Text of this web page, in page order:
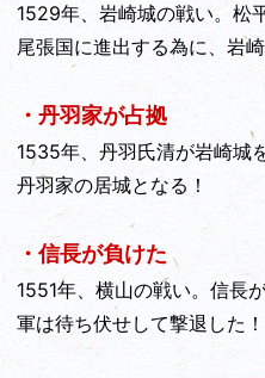
1529年、岩崎城の戦い。松
尾張国に進出する為に、岩
・丹羽家が占拠
1535年、丹羽氏清が岩崎城
丹羽家の居城となる！
・信長が負けた
1551年、横山の戦い。信長
軍は待ち伏せして撃退した！